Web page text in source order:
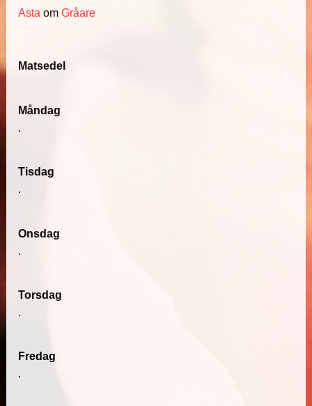
Asta omGråare
Matsedel
Måndag
.
Tisdag
.
Onsdag
.
Torsdag
.
Fredag
.